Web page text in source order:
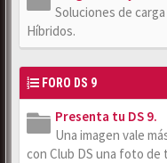
Soluciones de
Híbridos.
FORO DS 9
Presenta tu DS 9.
Una imagen vale
con Club DS una foto de